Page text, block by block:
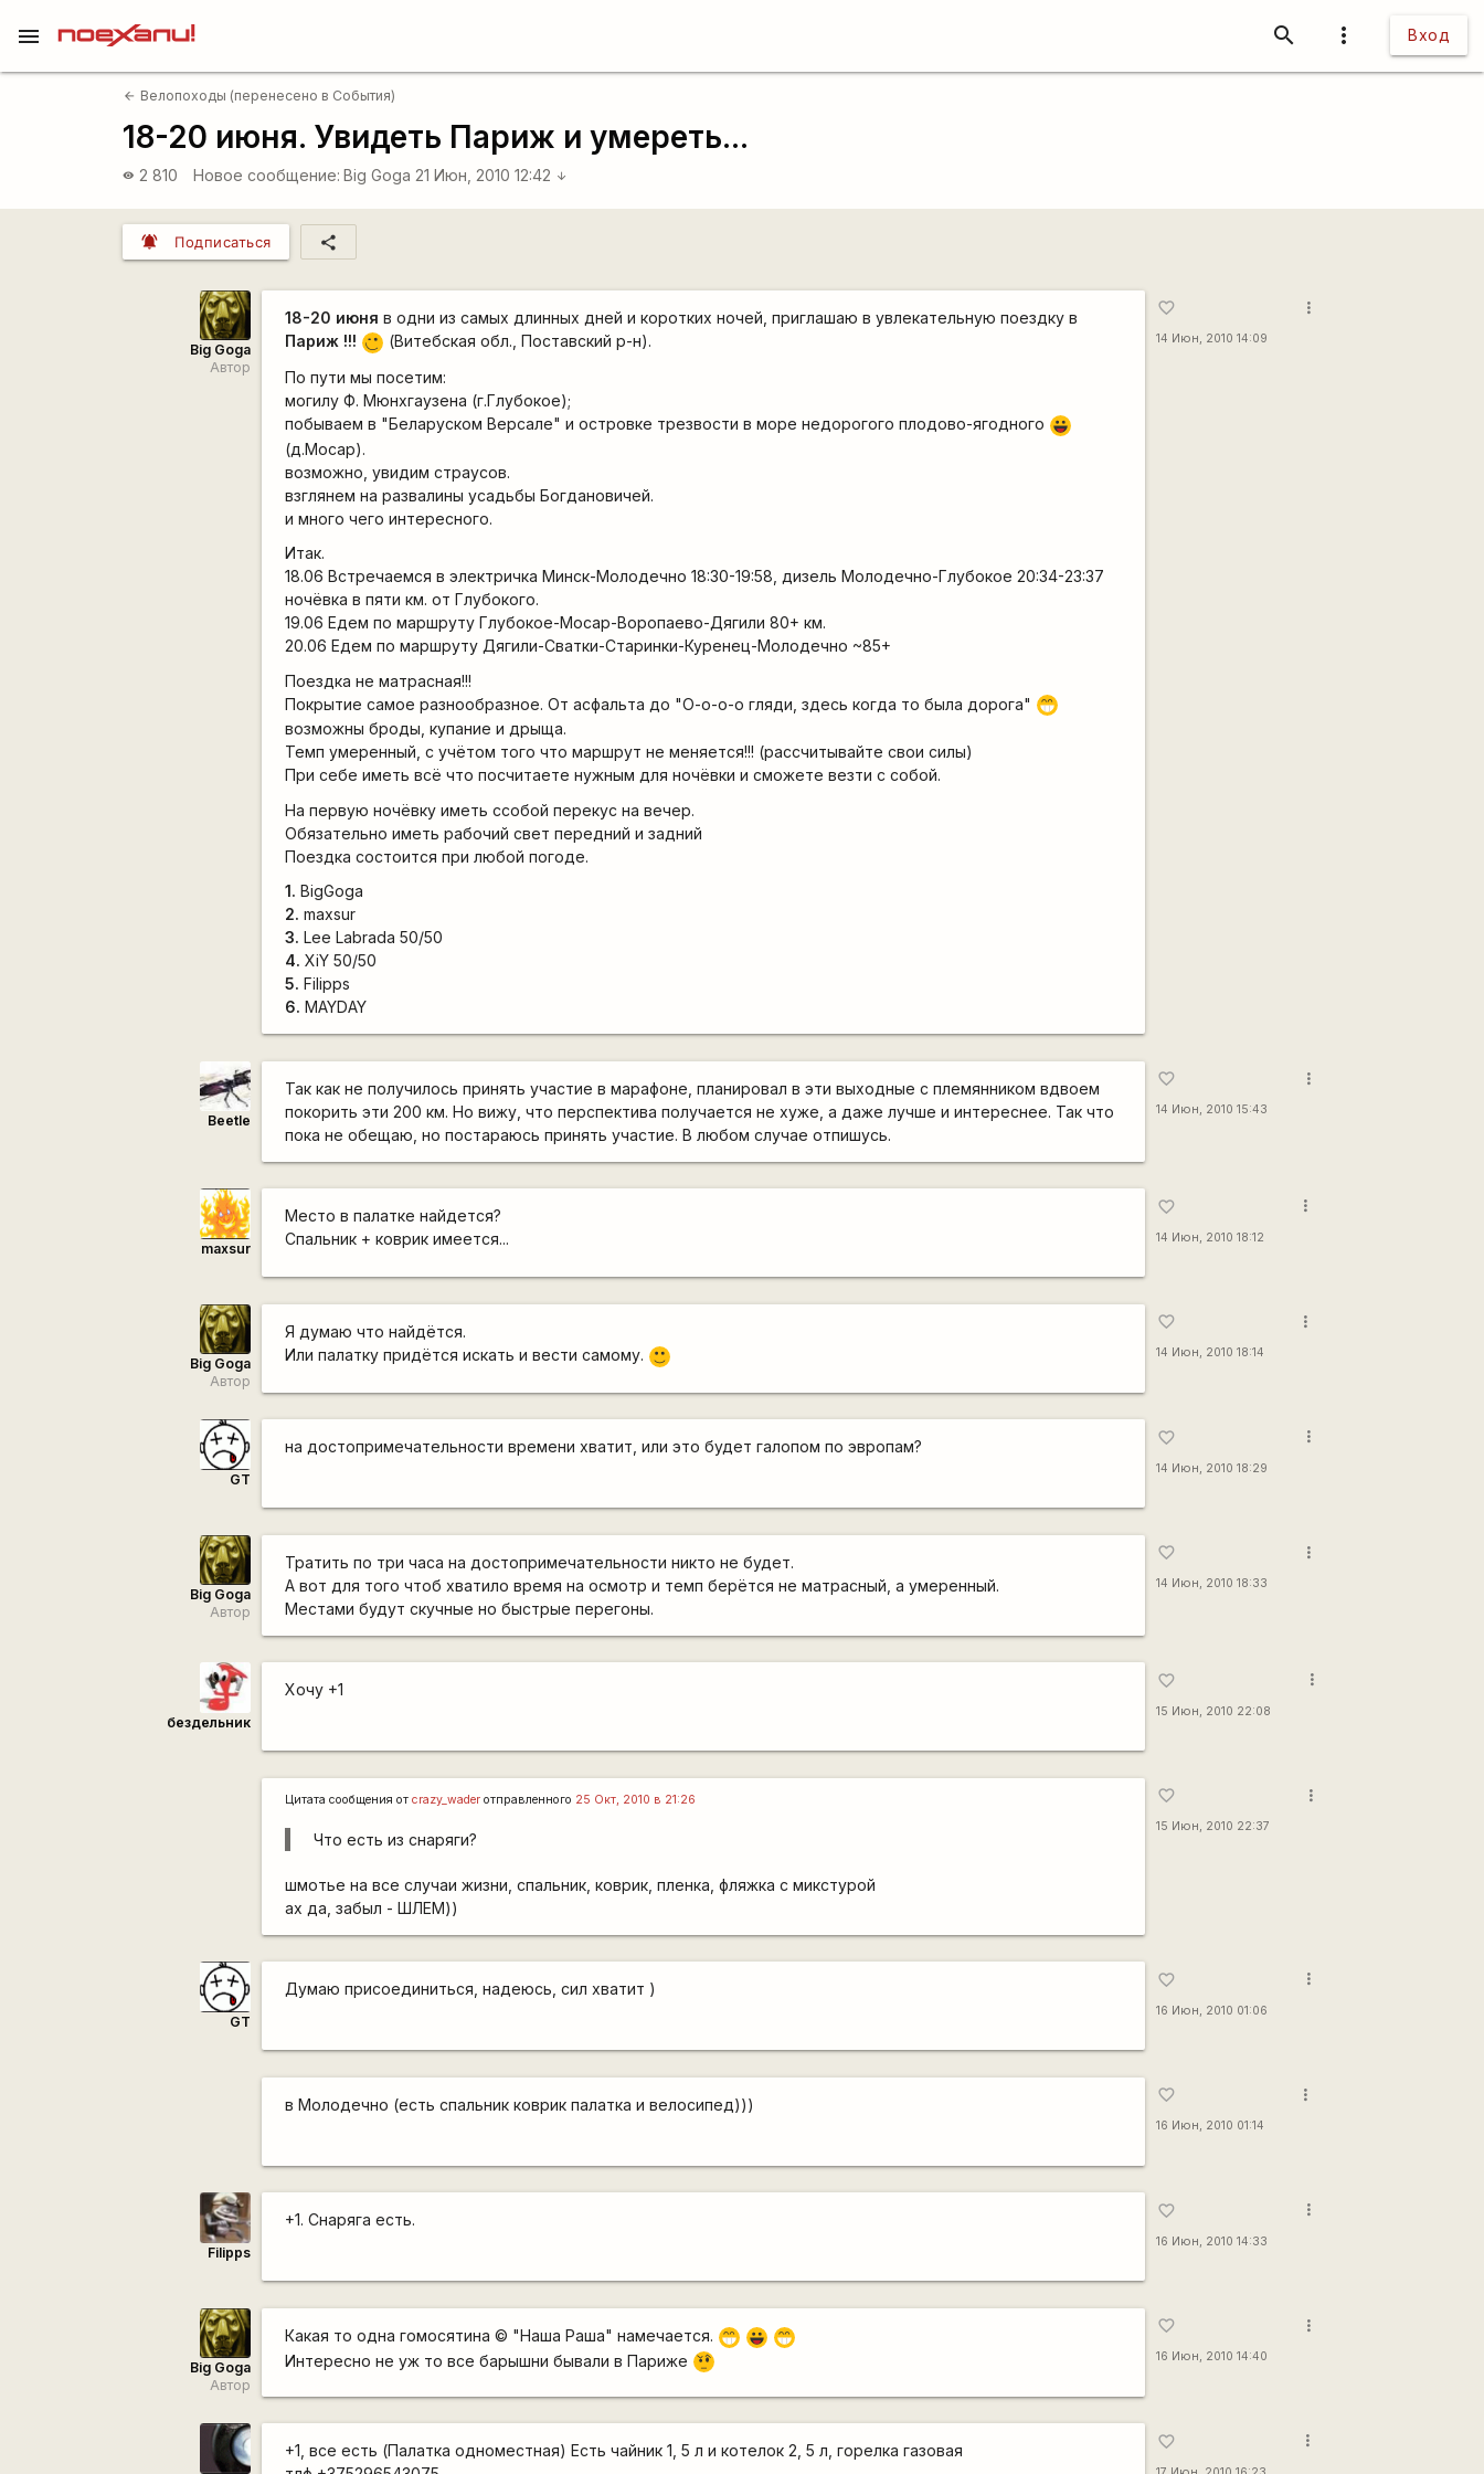
more_vert Вход
search
menu
arrow_back Велопоходы (перенесено в События)
18-20 июня. Увидеть Париж и умереть...
visibility 2 810 Новое сообщение: Big Goga 21 Июн, 2010 12:42 arrow_downward
notifications_active Подписаться share
Big Goga
Автор
18-20 июня в одни из самых длинных дней и коротких ночей, приглашаю в увлекательную поездку в
Париж !!! ,-) (Витебская обл., Поставский р-н).
По пути мы посетим:
могилуФ. Мюнхгаузена (г.Глубокое);
побываем в "Беларуском Версале" и островке трезвости в море недорогого плодово-ягодного |-))
(д.Мосар).
возможно, увидим страусов.
взглянем на развалины усадьбы Богдановичей.
и много чего интересного.
Итак.
18.06 Встречаемся в электричка Минск-Молодечно 18:30-19:58, дизель Молодечно-Глубокое 20:34-23:37
ночёвка в пяти км. от Глубокого.
19.06 Едем по маршруту Глубокое-Мосар-Воропаево-Дягили 80+ км.
20.06 Едем по маршруту Дягили-Сватки-Старинки-Куренец-Молодечно ~85+
Поездка не матрасная!!!
Покрытие самое разнообразное. От асфальта до "О-о-о-о гляди, здесь когда то была дорога" ;D
возможны броды, купание и дрыща.
Темп умеренный, с учётом того что маршрут не меняется!!! (рассчитывайте свои силы)
При себе иметь всё что посчитаете нужным для ночёвки и сможете везти с собой.
На первую ночёвку иметь ссобой перекус на вечер.
Обязательно иметь рабочий свет передний и задний
Поездка состоится при любой погоде.
1. BigGoga
2. maxsur
3. Lee Labrada 50/50
4. XiY 50/50
5. Filipps
6. MAYDAY
favorite_border
14 Июн, 2010 14:09
more_vert
Beetle
Так как не получилось принять участие в марафоне, планировал в эти выходные с племянником вдвоем
покорить эти 200 км. Но вижу, что перспектива получается не хуже, а даже лучше и интереснее. Так что
пока не обещаю, но постараюсь принять участие. В любом случае отпишусь.
favorite_border
14 Июн, 2010 15:43
more_vert
maxsur
Место в палатке найдется?
Спальник + коврик имеется...
favorite_border
14 Июн, 2010 18:12
more_vert
Big Goga
Автор
Я думаю что найдётся.
Или палатку придётся искать и вести самому.
:)
favorite_border
14 Июн, 2010 18:14
more_vert
GT
на достопримечательности времени хватит, или это будет галопом по эвропам?
favorite_border
14 Июн, 2010 18:29
more_vert
Big Goga
Автор
Тратить по три часа на достопримечательности никто не будет.
А вот для того чтоб хватило время на осмотр и темп берётся не матрасный, а умеренный.
Местами будут скучные но быстрые перегоны.
favorite_border
14 Июн, 2010 18:33
more_vert
бездельник
Хочу +1
favorite_border
15 Июн, 2010 22:08
more_vert
Цитата сообщения отcrazy_wader отправленного 25 Окт, 2010 в 21:26
Что есть из снаряги?
шмотье на все случаи жизни, спальник, коврик, пленка, фляжка с микстурой
ах да, забыл - ШЛЕМ))
favorite_border
15 Июн, 2010 22:37
more_vert
GT
Думаю присоединиться, надеюсь, сил хватит )
favorite_border
16 Июн, 2010 01:06
more_vert
в Молодечно (есть спальник коврик палатка и велосипед)))
favorite_border
16 Июн, 2010 01:14
more_vert
Filipps
+1. Снаряга есть.
favorite_border
16 Июн, 2010 14:33
more_vert
Big Goga
Автор
Какая то одна гомосятина © "Наша Раша" намечается. ;D |-)) ;D
Интересно не уж то все барышни бывали в Париже ???
favorite_border
16 Июн, 2010 14:40
more_vert
+1, все есть (Палатка одноместная) Есть чайник 1, 5 л и котелок 2, 5 л, горелка газовая
favorite_border more_vert